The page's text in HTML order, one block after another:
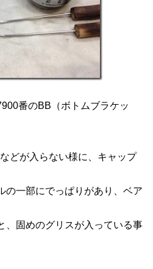
番のBB（ボトムブラケッ
どが入らない様に、キャップ
の一部にでっぱりがあり、ベア
、固めのグリスが入っている事